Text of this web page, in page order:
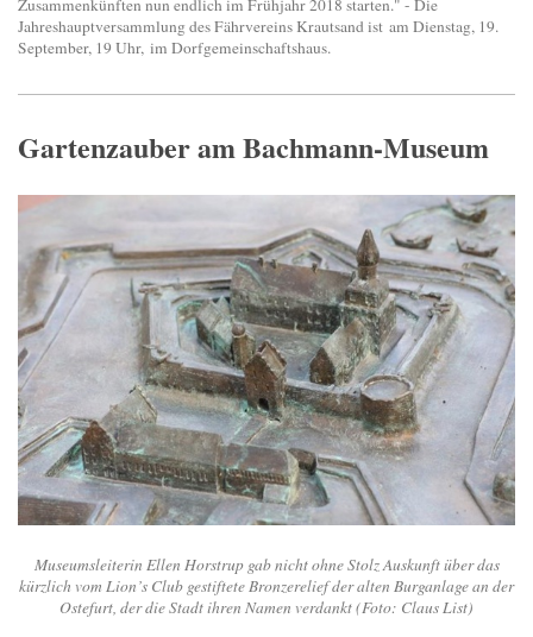
Zusammenkünften nun endlich im Frühjahr 2018 starten." - Die
Jahreshauptversammlung des Fährvereins Krautsand ist am Dienstag, 19.
September, 19 Uhr, im Dorfgemeinschaftshaus.
Gartenzauber am Bachmann-Museum
Museumsleiterin Ellen Horstrup gab nicht ohne Stolz Auskunft über das
kürzlich vom Lion’s Club gestiftete Bronzerelief der alten Burganlage an der
Ostefurt, der die Stadt ihren Namen verdankt (Foto: Claus List)